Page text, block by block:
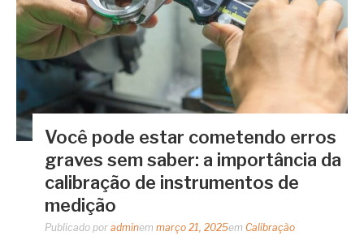
Você pode estar cometendo erros
graves sem saber: a importância da
calibração de instrumentos de
medição
Publicado por adminem março 21, 2025em Calibração